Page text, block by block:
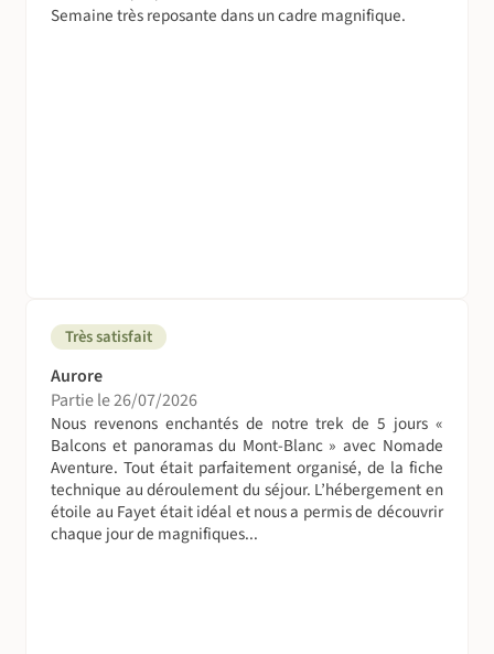
Semaine très reposante dans un cadre magnifique.
Très satisfait
Aurore
Partie le 26/07/2026
Nous revenons enchantés de notre trek de 5 jours «
Balcons et panoramas du Mont-Blanc » avec Nomade
Aventure. Tout était parfaitement organisé, de la fiche
technique au déroulement du séjour. L’hébergement en
étoile au Fayet était idéal et nous a permis de découvrir
chaque jour de magnifiques...